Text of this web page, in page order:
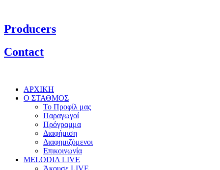
Producers
Contact
ΑΡΧΙΚΗ
Ο ΣΤΑΘΜΟΣ
Το Προφίλ μας
Παραγωγοί
Πρόγραμμα
Διαφήμιση
Διαφημιζόμενοι
Επικοινωνία
MELODIA LIVE
Άκουσε LIVE